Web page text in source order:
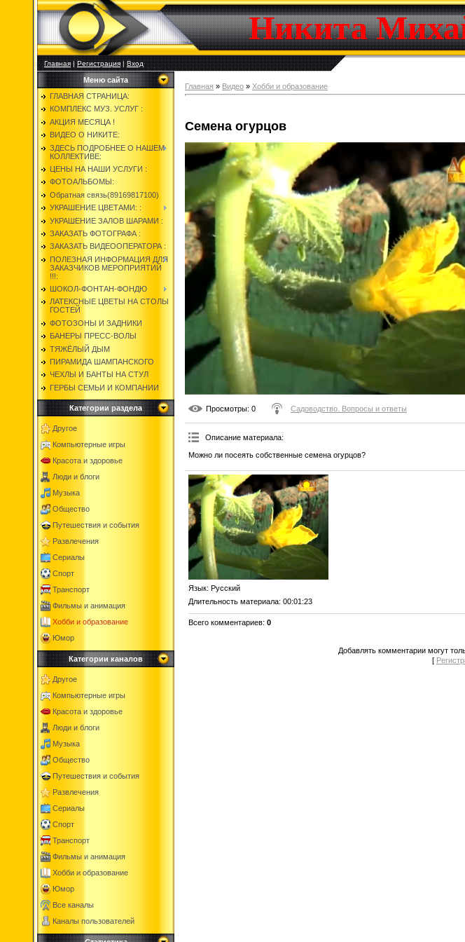
Никита
Главная|Регистрация|Вход
Меню сайта
ГЛАВНАЯ СТРАНИЦА:
КОМПЛЕКС МУЗ. УСЛУГ :
АКЦИЯ МЕСЯЦА !
ВИДЕО О НИКИТЕ:
ЗДЕСЬ ПОДРОБНЕЕ О НАШЕМ
КОЛЛЕКТИВЕ:
ЦЕНЫ НА НАШИ УСЛУГИ :
ФОТОАЛЬБОМЫ:
Обратная связь(89169817100)
УКРАШЕНИЕ ЦВЕТАМИ: :
УКРАШЕНИЕ ЗАЛОВ ШАРАМИ :
ЗАКАЗАТЬ ФОТОГРАФА :
ЗАКАЗАТЬ ВИДЕООПЕРАТОРА :
ПОЛЕЗНАЯ ИНФОРМАЦИЯ ДЛЯ
ЗАКАЗЧИКОВ МЕРОПРИЯТИЙ
!!!:
ШОКОЛ-ФОНТАН-ФОНДЮ
ЛАТЕКСНЫЕ ЦВЕТЫ НА СТОЛЫ
ГОСТЕЙ
ФОТОЗОНЫ И ЗАДНИКИ
БАНЕРЫ ПРЕСС-ВОЛЫ
ТЯЖЁЛЫЙ ДЫМ
ПИРАМИДА ШАМПАНСКОГО
ЧЕХЛЫ И БАНТЫ НА СТУЛ
ГЕРБЫ СЕМЬИ И КОМПАНИИ
Категории раздела
Другое
Компьютерные игры
Красота и здоровье
Люди и блоги
Музыка
Общество
Путешествия и события
Развлечения
Сериалы
Спорт
Транспорт
Фильмы и анимация
Хобби и образование
Юмор
Категории каналов
Другое
Компьютерные игры
Красота и здоровье
Люди и блоги
Музыка
Общество
Путешествия и события
Развлечения
Сериалы
Спорт
Транспорт
Фильмы и анимация
Хобби и образование
Юмор
Все каналы
Каналы пользователей
Главная » Видео » Хобби и образование
Семена огурцов
Просмотры: 0 Садоводство. Вопросы и ответы
Описание материала:
Можно ли посеять собственные семена огурцов?
Язык: Русский
Длительность материала: 00:01:23
Всего комментариев: 0
Добавлять комментарии могут
[